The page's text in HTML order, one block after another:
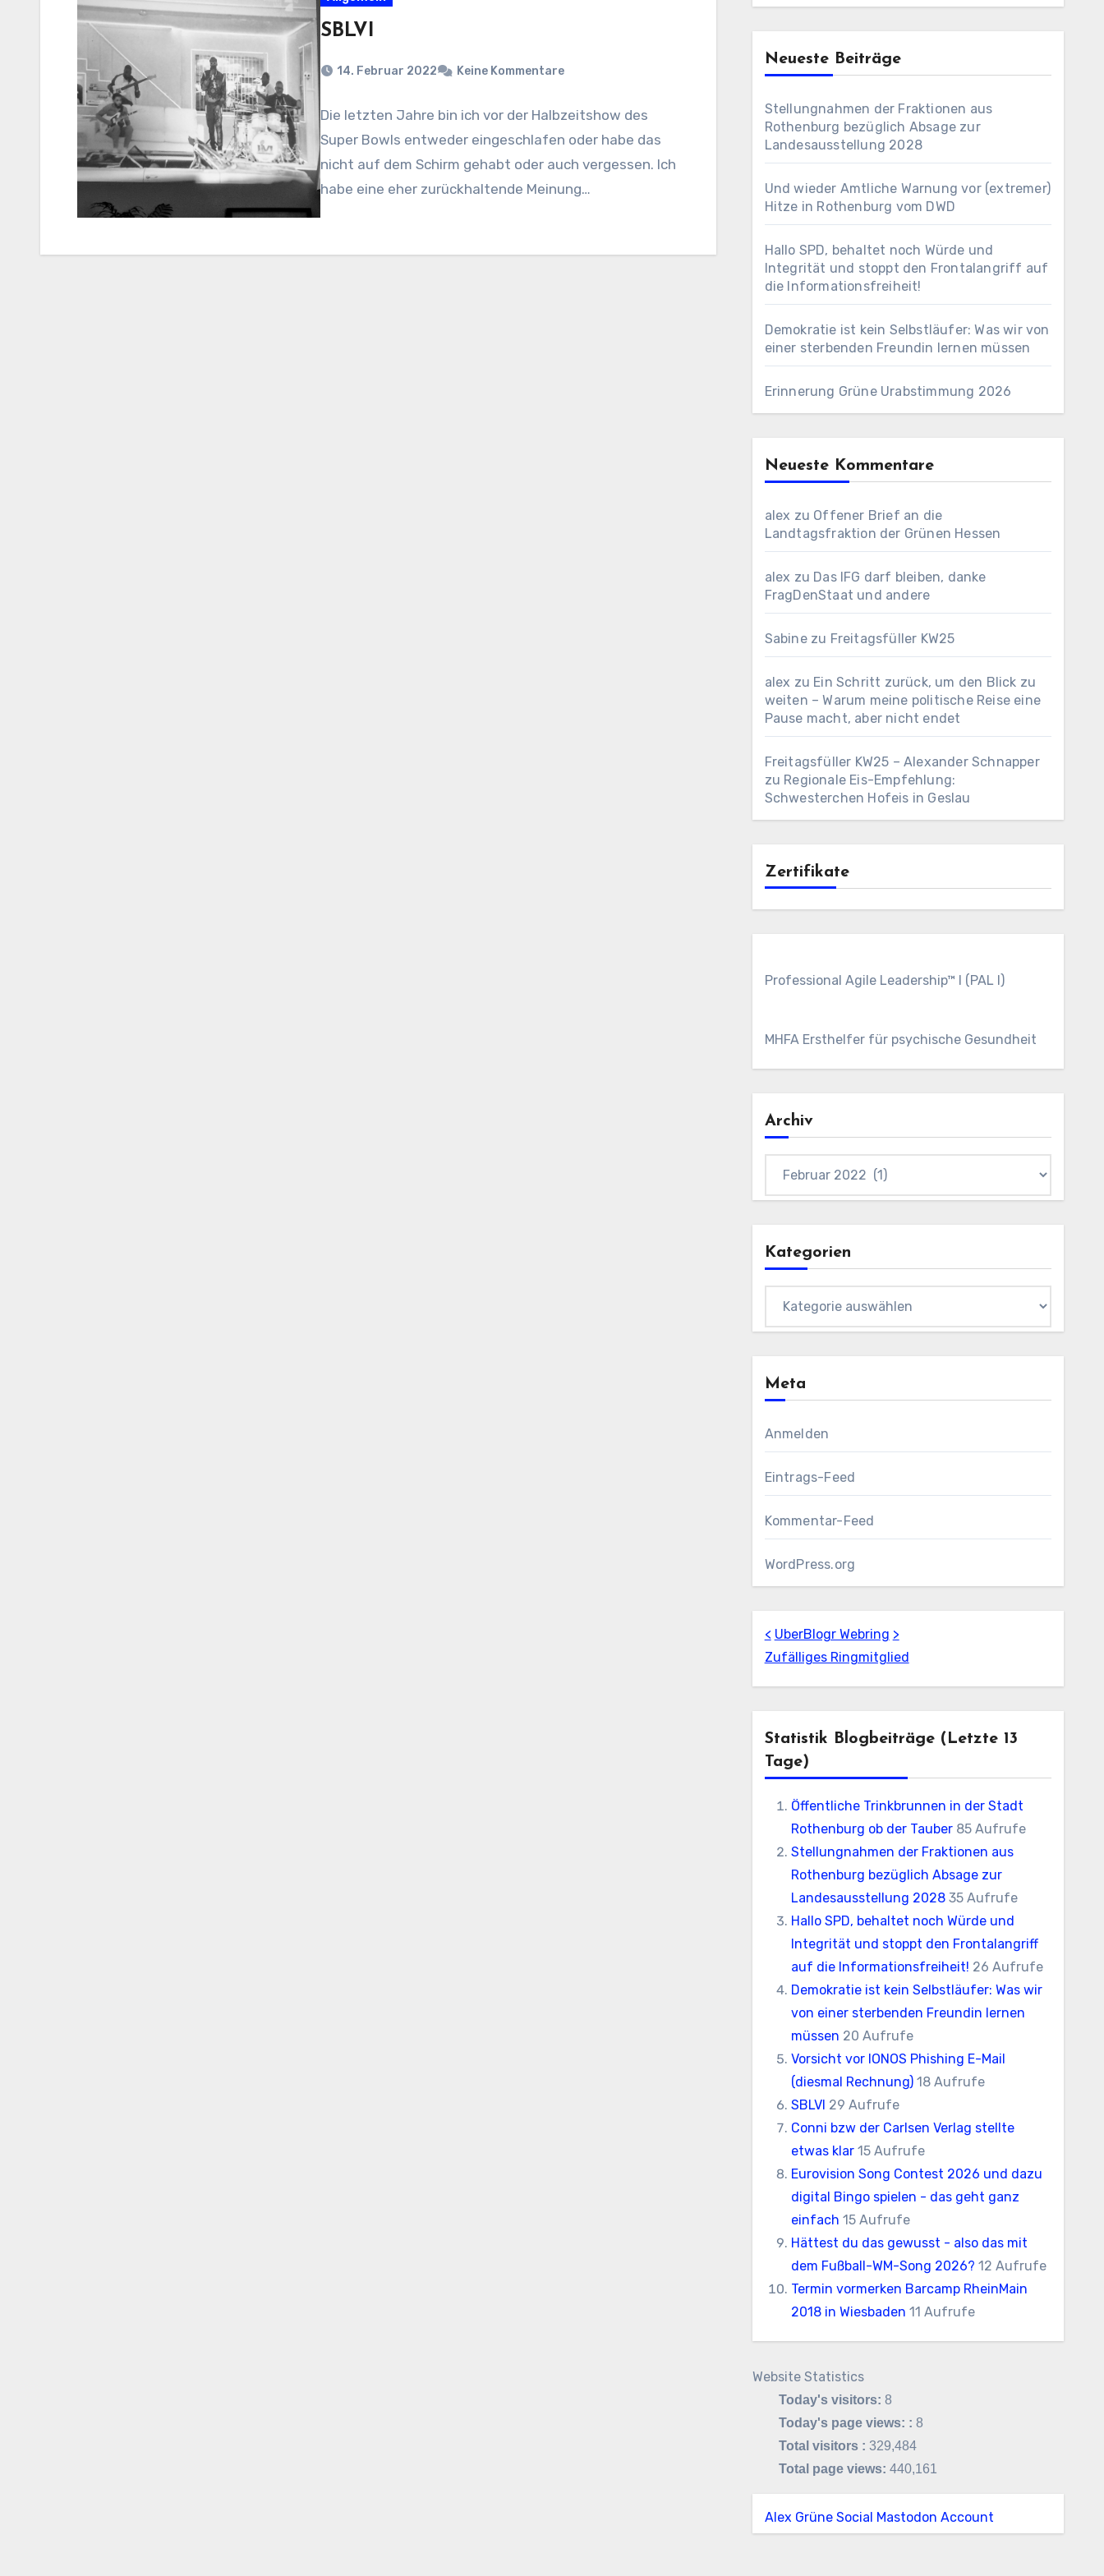
SBLVI
14. Februar 2022 Keine Kommentare
Die letzten Jahre bin ich vor der Halbzeitshow des
Super Bowls entweder eingeschlafen oder habe das
nicht auf dem Schirm gehabt oder auch vergessen. Ich
habe eine eher zurückhaltende Meinung…
Neueste Beiträge
Stellungnahmen der Fraktionen aus
Rothenburg bezüglich Absage zur
Landesausstellung 2028
Und wieder Amtliche Warnung vor (extremer)
Hitze in Rothenburg vom DWD
Hallo SPD, behaltet noch Würde und
Integrität und stoppt den Frontalangriff auf
die Informationsfreiheit!
Demokratie ist kein Selbstläufer: Was wir von
einer sterbenden Freundin lernen müssen
Erinnerung Grüne Urabstimmung 2026
Neueste Kommentare
alex zu Offener Brief an die
Landtagsfraktion der Grünen Hessen
alex zu Das IFG darf bleiben, danke
FragDenStaat und andere
Sabinezu Freitagsfüller KW25
alex zu Ein Schritt zurück, um den Blick zu
weiten – Warum meine politische Reise eine
Pause macht, aber nicht endet
Freitagsfüller KW25 – Alexander Schnapper
zu Regionale Eis-Empfehlung:
Schwesterchen Hofeis in Geslau
Zertifikate
Professional Agile Leadership™ I (PAL I)
MHFA Ersthelfer für psychische Gesundheit
Archiv
Kategorien
Meta
Anmelden
Eintrags-Feed
Kommentar-Feed
WordPress.org
< UberBlogr Webring >
Zufälliges Ringmitglied
Statistik Blogbeiträge (letzte 13
Tage)
Öffentliche Trinkbrunnen in der Stadt
Rothenburg ob der Tauber 85 Aufrufe
Stellungnahmen der Fraktionen aus
Rothenburg bezüglich Absage zur
Landesausstellung 2028 35 Aufrufe
Hallo SPD, behaltet noch Würde und
Integrität und stoppt den Frontalangriff
auf die Informationsfreiheit! 26 Aufrufe
Demokratie ist kein Selbstläufer: Was wir
von einer sterbenden Freundin lernen
müssen 20 Aufrufe
Vorsicht vor IONOS Phishing E-Mail
(diesmal Rechnung) 18 Aufrufe
SBLVI 29 Aufrufe
Conni bzw der Carlsen Verlag stellte
etwas klar 15 Aufrufe
Eurovision Song Contest 2026 und dazu
digital Bingo spielen - das geht ganz
einfach 15 Aufrufe
Hättest du das gewusst - also das mit
dem Fußball-WM-Song 2026? 12 Aufrufe
Termin vormerken Barcamp RheinMain
2018 in Wiesbaden 11 Aufrufe
Website Statistics
Today's visitors: 8
Today's page views: : 8
Total visitors : 329,484
Total page views: 440,161
Alex Grüne Social Mastodon Account